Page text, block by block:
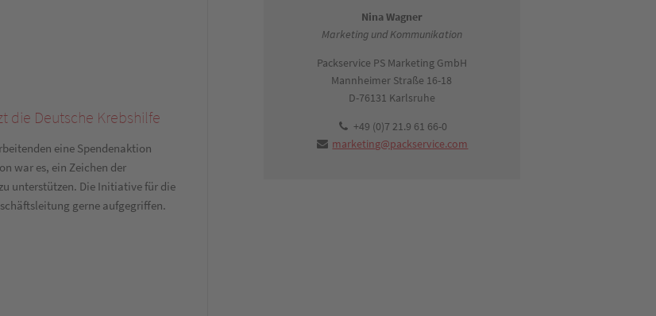
die Deutsche Krebshilfe
eine Spendenaktion
war es, ein Zeichen der
unterstützen. Die Initiative für die
gerne aufgegriffen.
Nina Wagner
Marketing und Kommunikation
Packservice PS Marketing GmbH
Mannheimer Straße 16-18
D-76131 Karlsruhe
+49 (0)7 21.9 61 66-0
marketing@packservice.com